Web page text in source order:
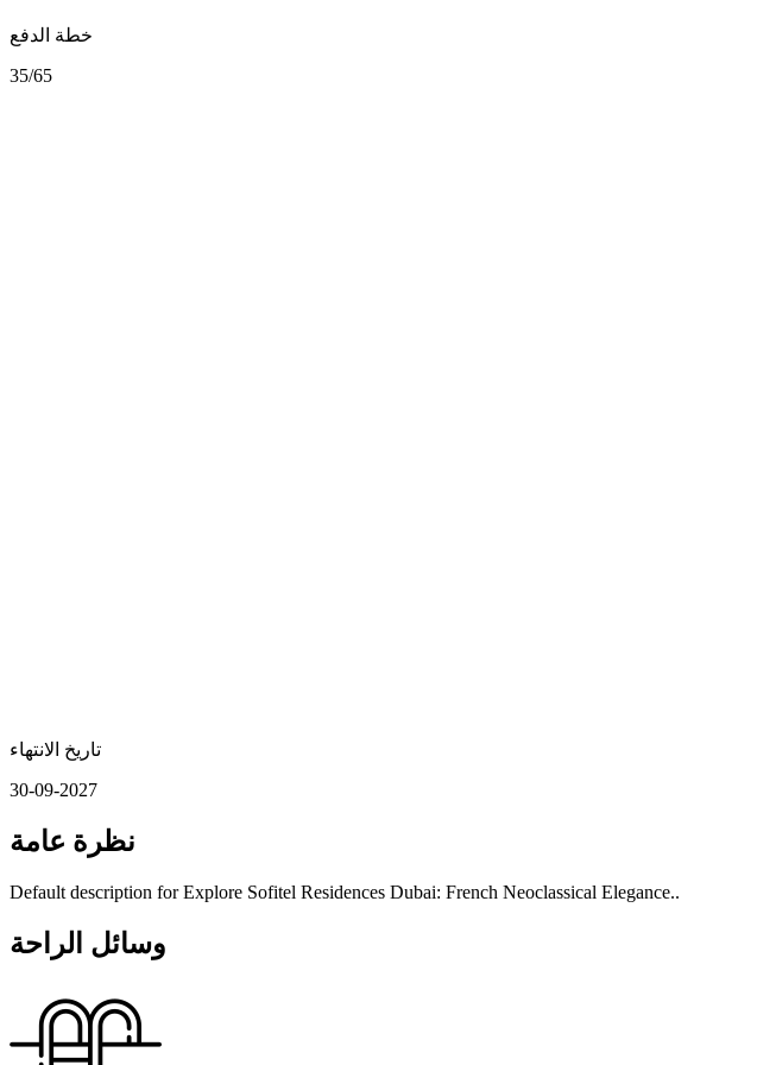
خطة الدفع
35/65
تاريخ الانتهاء
30-09-2027
نظرة عامة
Default description for Explore Sofitel Residences Dubai: French Neoclassical Elegance..
وسائل الراحة